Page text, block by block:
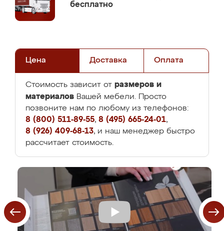
бесплатно
Цена Доставка Оплата
Стоимость зависит от размеров и
материалов Вашей мебели. Просто
позвоните нам по любому из телефонов:
8 (800) 511-89-55, 8 (495) 665-24-01,
8 (926) 409-68-13, и наш менеджер быстро
рассчитает стоимость.